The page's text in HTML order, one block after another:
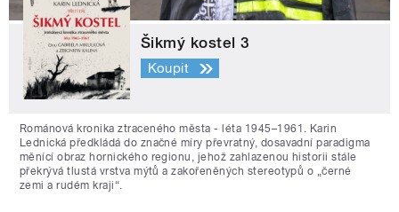
Šikmý kostel 3
Koupit
Románová kronika ztraceného města - léta 1945–1961. Karin
Lednická předkládá do značné míry převratný, dosavadní paradigma
měnící obraz hornického regionu, jehož zahlazenou historii stále
překrývá tlustá vrstva mýtů a zakořeněných stereotypů o „černé
zemi a rudém kraji“.